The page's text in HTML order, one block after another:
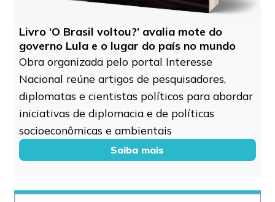
Livro ‘O Brasil voltou?’ avalia mote do
governo Lula e o lugar do país no mundo
Obra organizada pelo portal Interesse
Nacional reúne artigos de pesquisadores,
diplomatas e cientistas políticos para abordar
iniciativas de diplomacia e de políticas
socioeconômicas e ambientais
Saiba mais